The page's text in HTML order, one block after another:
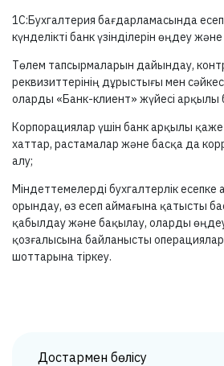
1С:Бухгалтерия бағдарламасында
күнделікті банк үзінділерін өңдеу
Төлем тапсырмаларын дайындау,
реквизиттерінің дұрыстығы мен
оларды «Банк-клиент» жүйесі арқылы
Корпорациялар үшін банк арқылы
хаттар, растамалар және басқа да
алу;
Міндеттемелерді бухгалтерлік
орындау, өз есеп аймағына қатысты
қабылдау және бақылау, оларды
қозғалысына байланысты
шоттарына тіркеу.
Достармен бөлісу